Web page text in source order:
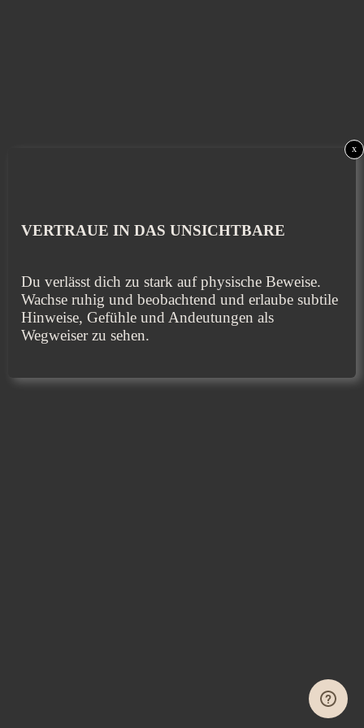
VERTRAUE IN DAS UNSICHTBARE
Du verlässt dich zu stark auf physische Beweise.
Wachse ruhig und beobachtend und erlaube subtile
Hinweise, Gefühle und Andeutungen als
Wegweiser zu sehen.
x